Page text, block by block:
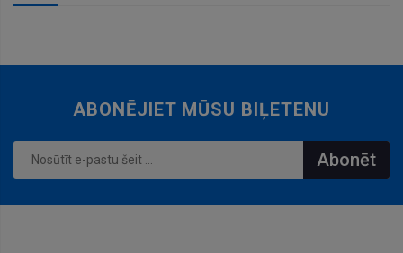
ABONĒJIET MŪSU BIĻETENU
Abonēt